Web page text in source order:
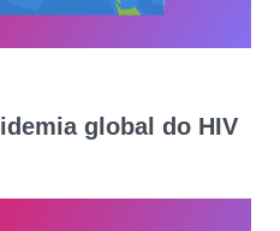
global do HIV